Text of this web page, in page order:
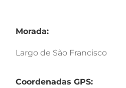
Morada:
Largo de São Francisco
Coordenadas GPS: